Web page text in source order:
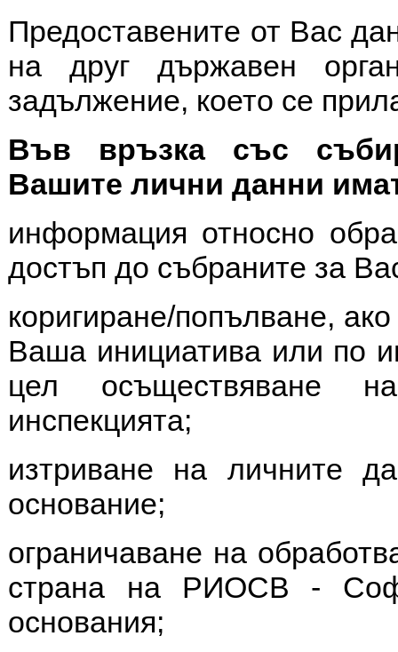
Предоставените от Вас
на друг държавен
задължение, което се
Във връзка със
Вашите лични данни
информация относно
достъп до събраните за
коригиране/попълване,
Ваша инициатива или по
цел осъществяване
инспекцията;
изтриване на личните
основание;
ограничаване на
страна на РИОСВ -
основания;